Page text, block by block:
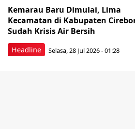
Headline
Kemarau Baru Dimulai, Lima
Kecamatan di Kabupaten
Sudah Krisis Air Bersih
Selasa, 28 Jul 2026 - 01:28